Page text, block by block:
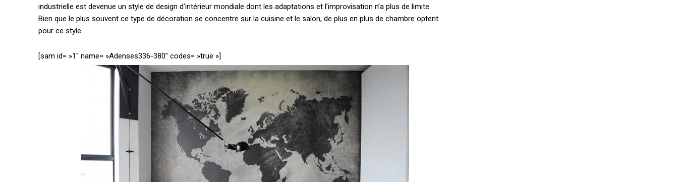
industrielle est devenue un style de design d’intérieur mondiale dont les adaptations et l’improvisation n’a plus de limite.
Bien que le plus souvent ce type de décoration se concentre sur la cuisine et le salon, de plus en plus de chambre optent
pour ce style.
[sam id= »1″ name= »Adenses336-380″ codes= »true »]